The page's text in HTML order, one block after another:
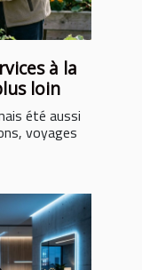
à la
loin
été aussi
voyages